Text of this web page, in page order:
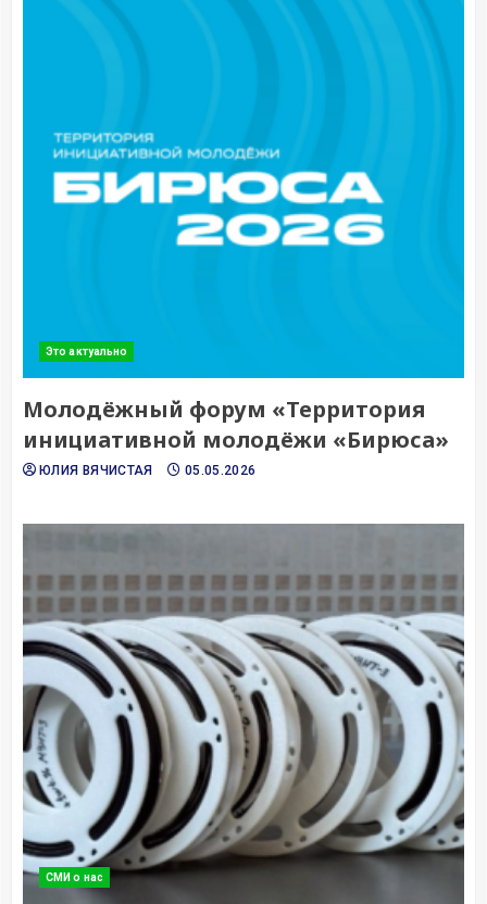
Это актуально
Молодёжный форум «Территория
инициативной молодёжи «Бирюса»
ЮЛИЯ ВЯЧИСТАЯ 05.05.2026
СМИ о нас